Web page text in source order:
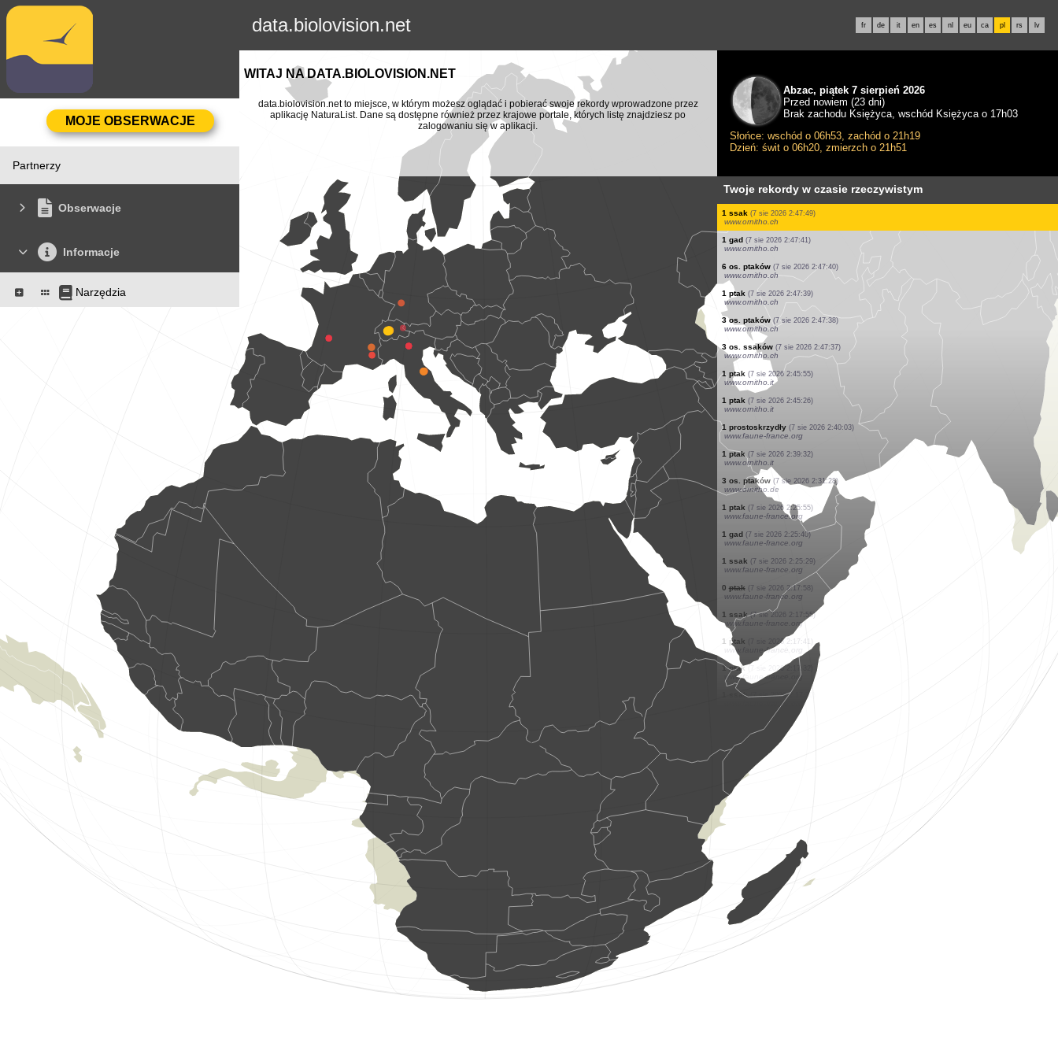
data.biolovision.net fr de it en es nl eu ca pl rs lv
Partnerzy
Obserwacje
Informacje
Narzędzia
WITAJ NA DATA.BIOLOVISION.NET
data.biolovision.net to miejsce, w którym możesz oglądać i pobierać swoje rekordy wprowadzone przez
aplikację NaturaList. Dane są dostępne również przez krajowe portale, których listę znajdziesz po
zalogowaniu się w aplikacji.
Abzac, piątek 7 sierpień 2026
Przed nowiem (23 dni)
Brak zachodu Księżyca, wschód Księżyca o 17h03
Słońce: wschód o 06h53, zachód o 21h19
Dzień: świt o 06h20, zmierzch o 21h51
Twoje rekordy w czasie rzeczywistym
1 ptak (7 sie 2026 2:49:31)
www.ornitho.ch
1 ptak (7 sie 2026 2:49:30)
www.ornitho.ch
1 ptak (7 sie 2026 2:49:29)
www.ornitho.ch
1 ptak (7 sie 2026 2:49:28)
www.ornitho.ch
1 ssak (7 sie 2026 2:49:27)
www.ornitho.ch
4 os. ptaków (7 sie 2026 2:49:24)
www.ornitho.ch
3 os. ssaków (7 sie 2026 2:47:49)
www.ornitho.ch
1 ptak (7 sie 2026 2:47:49)
www.ornitho.ch
1 ssak (7 sie 2026 2:47:49)
www.ornitho.ch
1 gad (7 sie 2026 2:47:41)
www.ornitho.ch
6 os. ptaków (7 sie 2026 2:47:40)
www.ornitho.ch
1 ptak (7 sie 2026 2:47:39)
www.ornitho.ch
3 os. ptaków (7 sie 2026 2:47:38)
www.ornitho.ch
3 os. ssaków (7 sie 2026 2:47:37)
www.ornitho.ch
1 ptak (7 sie 2026 2:45:55)
www.ornitho.it
1 ptak (7 sie 2026 2:45:26)
www.ornitho.it
1 prostoskrzydły (7 sie 2026 2:40:03)
www.faune-france.org
1 ptak (7 sie 2026 2:39:32)
www.ornitho.it
3 os. ptaków (7 sie 2026 2:31:28)
(7 sie 2026 2:25:55)
www.faune-france.org
1 gad (7 sie 2026 2:25:40)
www.faune-france.org
1 ssak
www.faune-france.org
0
www.faune-france.org
1 ssak
(7 sie 2026 2:17:41)
www.faune-france.org
(7 sie 2026 2:17:32)
www.faune-france.org
1 ssak (7 sie 2026 2:17:30)
www.faune-france.org
5 os. ptaków
www.faune-france.org